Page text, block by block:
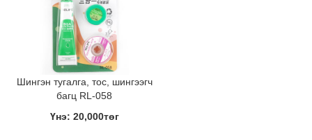
Шингэн тугалга, тос, шингээгч
багц RL-058
Үнэ: 20,000төг